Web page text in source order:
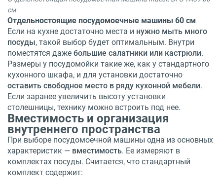
см
Отдельностоящие посудомоечные машины 60 см
Если на кухне достаточно места и нужно мыть много
посуды, такой выбор будет оптимальным. Внутри
поместятся даже большие салатники или кастрюли.
Размеры у посудомойки такие же, как у стандартного
кухонного шкафа, и для установки достаточно
оставить свободное место в ряду кухонной мебели.
Если заранее увеличить высоту установки
столешницы, технику можно встроить под нее.
Вместимость и организация
внутреннего пространства
При выборе посудомоечной машины одна из основных
характеристик — вместимость. Ее измеряют в
комплектах посуды. Считается, что стандартный
комплект содержит: